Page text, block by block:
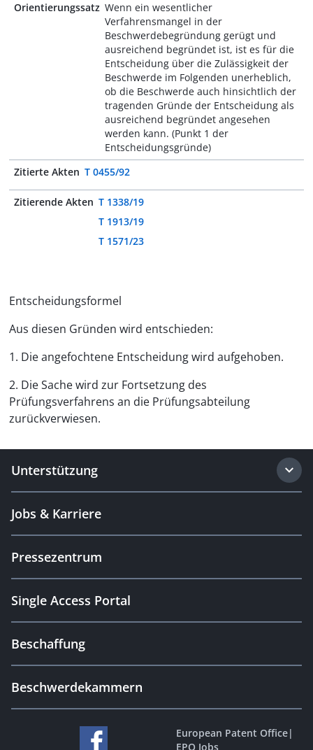
Orientierungssatz Wenn ein wesentlicher
Verfahrensmangel in der
Beschwerdebegründung gerügt und
ausreichend begründet ist, ist es für die
Entscheidung über die Zulässigkeit der
Beschwerde im Folgenden unerheblich,
ob die Beschwerde auch hinsichtlich der
tragenden Gründe der Entscheidung als
ausreichend begründet angesehen
werden kann. (Punkt 1 der
Entscheidungsgründe)
Zitierte Akten T 0455/92
Zitierende Akten T 1338/19
T 1913/19
T 1571/23
Entscheidungsformel
Aus diesen Gründen wird entschieden:
1. Die angefochtene Entscheidung wird aufgehoben.
2. Die Sache wird zur Fortsetzung des
Prüfungsverfahrens an die Prüfungsabteilung
zurückverwiesen.
Unterstützung
Jobs & Karriere
Pressezentrum
Single Access Portal
Beschaffung
Beschwerdekammern
European Patent Office|
EPO Jobs